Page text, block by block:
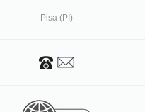
Pisa (PI)